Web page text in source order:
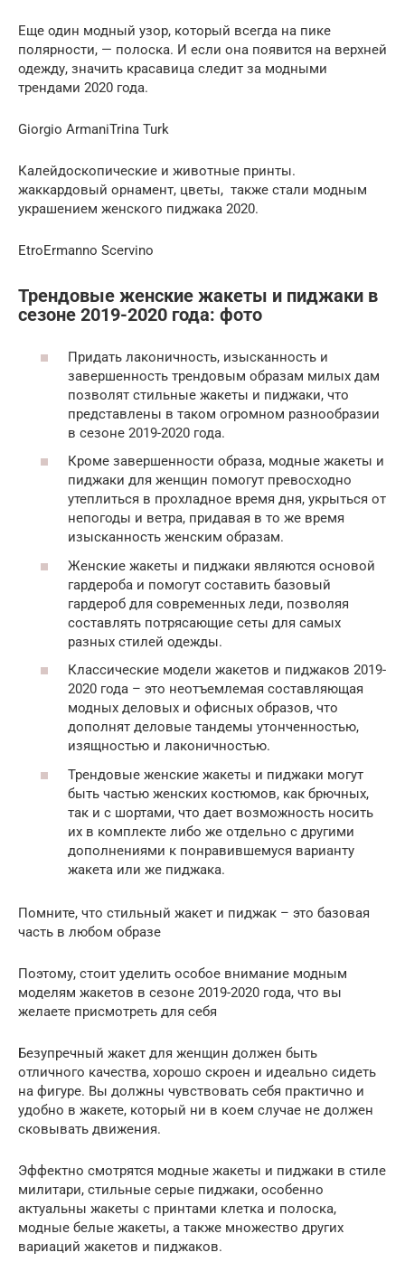
Еще один модный узор, который всегда на пике
полярности, — полоска. И если она появится на верхней
одежду, значить красавица следит за модными
трендами 2020 года.
Giorgio ArmaniTrina Turk
Калейдоскопические и животные принты.
жаккардовый орнамент, цветы, также стали модным
украшением женского пиджака 2020.
EtroErmanno Scervino
Трендовые женские жакеты и пиджаки в
сезоне 2019-2020 года: фото
Придать лаконичность, изысканность и
завершенность трендовым образам милых дам
позволят стильные жакеты и пиджаки, что
представлены в таком огромном разнообразии
в сезоне 2019-2020 года.
Кроме завершенности образа, модные жакеты и
пиджаки для женщин помогут превосходно
утеплиться в прохладное время дня, укрыться от
непогоды и ветра, придавая в то же время
изысканность женским образам.
Женские жакеты и пиджаки являются основой
гардероба и помогут составить базовый
гардероб для современных леди, позволяя
составлять потрясающие сеты для самых
разных стилей одежды.
Классические модели жакетов и пиджаков 2019-
2020 года – это неотъемлемая составляющая
модных деловых и офисных образов, что
дополнят деловые тандемы утонченностью,
изящностью и лаконичностью.
Трендовые женские жакеты и пиджаки могут
быть частью женских костюмов, как брючных,
так и с шортами, что дает возможность носить
их в комплекте либо же отдельно с другими
дополнениями к понравившемуся варианту
жакета или же пиджака.
Помните, что стильный жакет и пиджак – это базовая
часть в любом образе
Поэтому, стоит уделить особое внимание модным
моделям жакетов в сезоне 2019-2020 года, что вы
желаете присмотреть для себя
Безупречный жакет для женщин должен быть
отличного качества, хорошо скроен и идеально сидеть
на фигуре. Вы должны чувствовать себя практично и
удобно в жакете, который ни в коем случае не должен
сковывать движения.
Эффектно смотрятся модные жакеты и пиджаки в стиле
милитари, стильные серые пиджаки, особенно
актуальны жакеты с принтами клетка и полоска,
модные белые жакеты, а также множество других
вариаций жакетов и пиджаков.